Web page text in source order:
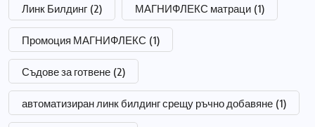
Линк Билдинг (2) МАГНИФЛЕКС матраци (1)
Промоция МАГНИФЛЕКС (1)
Съдове за готвене (2)
автоматизиран линк билдинг срещу ръчно добавяне (1)